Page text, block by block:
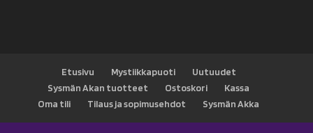
Etusivu Mystiikkapuoti
Uutuudet
Sysmän Akan tuotteet
Ostoskori
Kassa
Oma tili
Tilaus ja sopimusehdot Sysmän Akka